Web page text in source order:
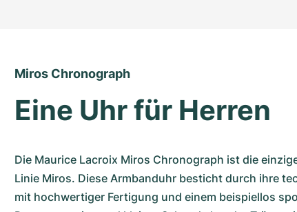
Miros Chronograph
Eine Uhr für Herren
Die Maurice Lacroix Miros Chronograph ist die
Linie Miros. Diese Armbanduhr besticht durch ihre
mit hochwertiger Fertigung und einem beispiellos